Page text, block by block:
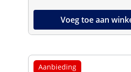
Voeg toe aan
Aanbieding